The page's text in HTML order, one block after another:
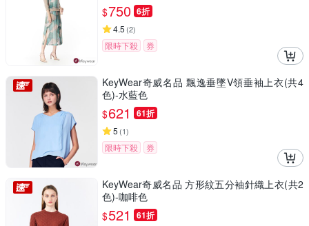
$750 6折
4.5 (2)
限時下殺 券
KeyWear奇威名品 飄逸垂墜V領垂袖上衣(共4
色)-水藍色
$621 61折
5 (1)
限時下殺 券
KeyWear奇威名品 方形紋五分袖針織上衣(共2
色)-咖啡色
$521 61折